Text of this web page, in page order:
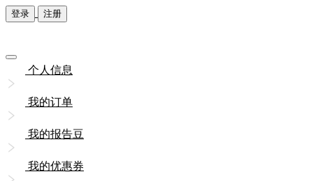
登录 注册
个人信息
我的订单
我的报告豆
我的优惠券